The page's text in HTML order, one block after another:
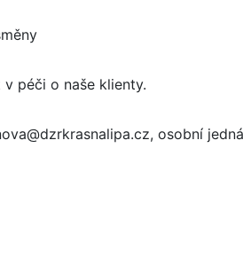
péči o naše klienty.
osobní